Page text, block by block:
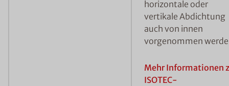
horizontale oder
vertikale Abdichtung
auch von innen
vorgenommen
Mehr Informationen
ISOTEC-